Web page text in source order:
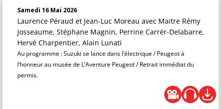
Samedi 16 Mai 2026
Laurence Péraud et Jean-Luc Moreau avec Maitre Rémy
Josseaume, Stéphane Magnin, Perrine Carrër-Delabarre,
Hervé Charpentier, Alain Lunati
Au programme : Suzuki se lance dans l’électrique / Peugeot à
l’honneur au musée de L’Aventure Peugeot / Retrait immédiat du
permis.